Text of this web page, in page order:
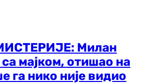
Милан
мајком, отишао на
га нико није видио